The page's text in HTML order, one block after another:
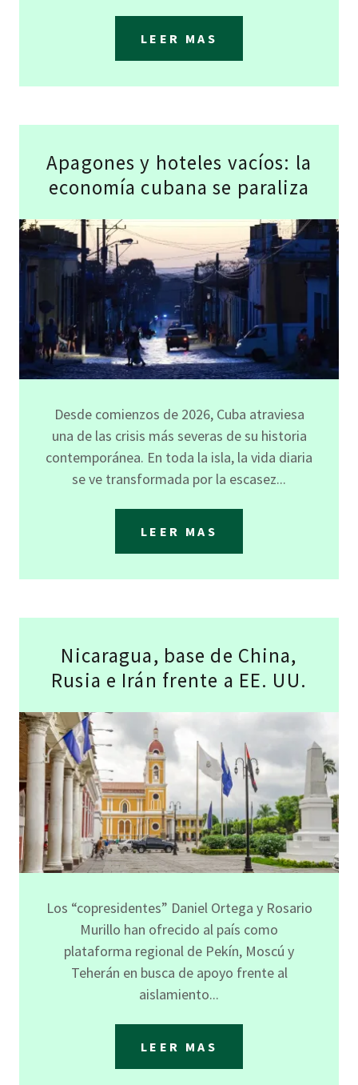
LEER MAS
Apagones y hoteles vacíos: la
economía cubana se paraliza
Desde comienzos de 2026, Cuba atraviesa
una de las crisis más severas de su historia
contemporánea. En toda la isla, la vida diaria
se ve transformada por la escasez...
LEER MAS
Nicaragua, base de China,
Rusia e Irán frente a EE. UU.
Los “copresidentes” Daniel Ortega y Rosario
Murillo han ofrecido al país como
plataforma regional de Pekín, Moscú y
Teherán en busca de apoyo frente al
aislamiento...
LEER MAS